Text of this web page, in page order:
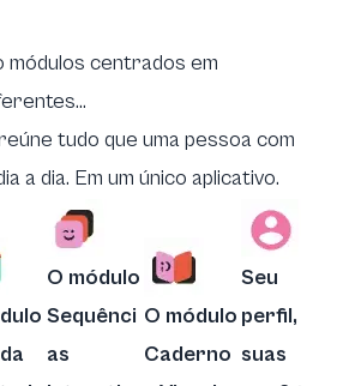
módulos centrados em
tudo que uma pessoa com
a dia. Em um único aplicativo.
O módulo
Sequênci
as
O módulo
Caderno
Seu
perfil,
suas